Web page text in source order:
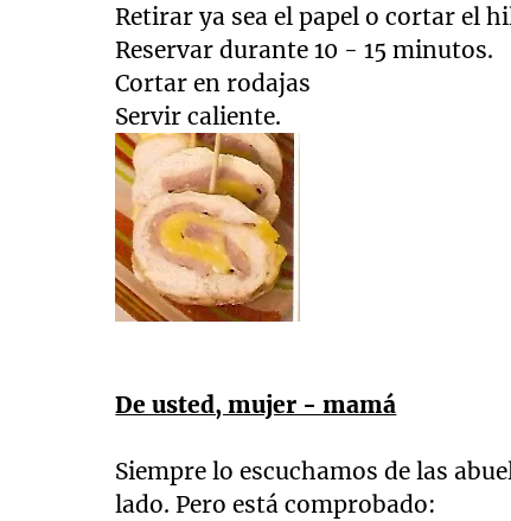
Retirar ya sea el papel o cortar el
Reservar durante 10 - 15 minutos.
Cortar en rodajas
Servir caliente.
De usted, mujer - mamá
Siempre lo escuchamos de las
lado. Pero está comprobado: